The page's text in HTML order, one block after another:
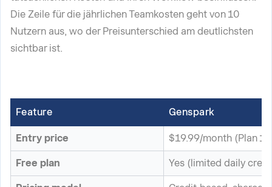
Die Zeile für die jährlichen Teamkosten geht von 10
Nutzern aus, wo der Preisunterschied am deutlichsten
sichtbar ist.
Feature Genspark
Entry price $19.99/month (Plan 1)
Free plan Yes (limited daily